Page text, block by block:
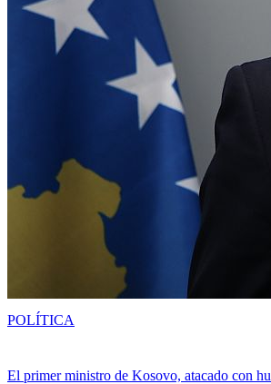
El primer ministro de Kosovo, atacado con
POLÍTICA